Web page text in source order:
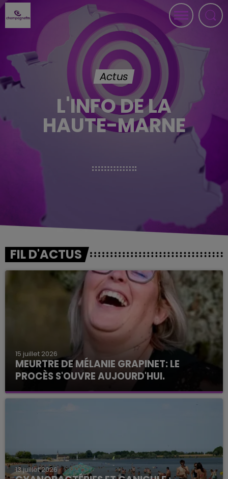
Actus
L'INFO DE LA
HAUTE-MARNE
FIL D'ACTUS
15 juillet 2026
MEURTRE DE MÉLANIE GRAPINET: LE
PROCÈS S'OUVRE AUJOURD'HUI.
13 juillet 2026